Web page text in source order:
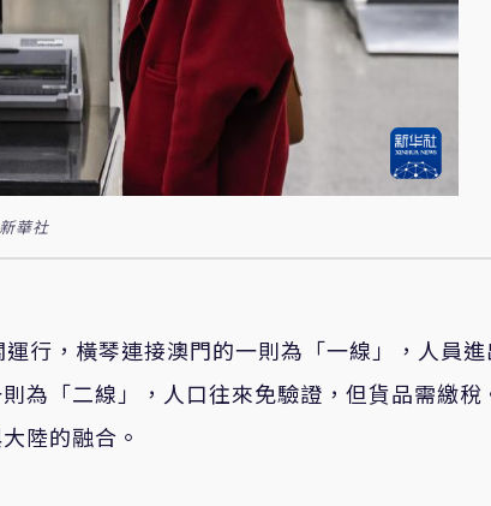
華社
行，橫琴連接澳門的一則為「一線」，人員
為「二線」，人口往來免驗證，但貨品需繳稅
陸的融合。